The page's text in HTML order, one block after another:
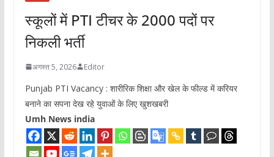
स्कूलों में PTI टीचर के 2000 पदों पर
निकली भर्ती
अगस्त 5, 2026 Editor
Punjab PTI Vacancy : शारीरिक शिक्षा और खेल के फील्ड में करियर
बनाने का सपना देख रहे युवाओं के लिए खुशखबरी
Umh News india